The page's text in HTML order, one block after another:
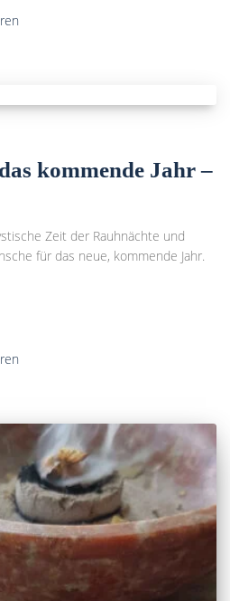
kommende Jahr –
Zeit der Rauhnächte und
für das neue, kommende Jahr.